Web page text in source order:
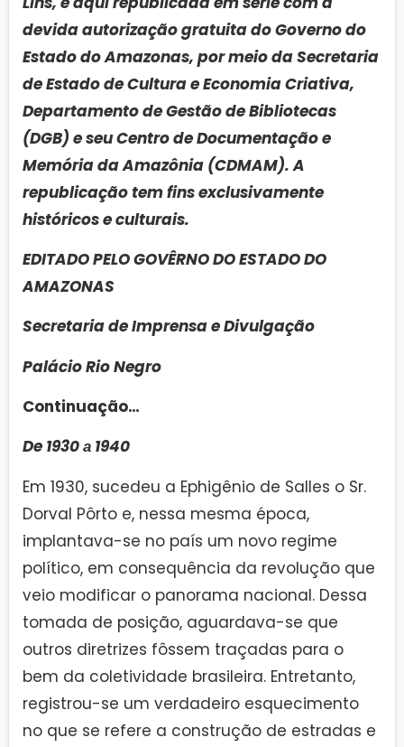
devida autorização gratuita do Governo do
Estado do Amazonas, por meio da Secretaria
de Estado de Cultura e Economia Criativa,
Departamento de Gestão de Bibliotecas
(DGB) e seu Centro de Documentação e
Memória da Amazônia (CDMAM). A
republicação tem fins exclusivamente
históricos e culturais.
EDITADO PELO GOVÊRNO DO ESTADO DO
AMAZONAS
Secretaria de Imprensa e Divulgação
Palácio Rio Negro
Continuação…
De 1930 а 1940
Em 1930, sucedeu a Ephigênio de Salles o Sr.
Dorval Pôrto e, nessa mesma época,
implantava-se no país um novo regime
político, em consequência da revolução que
veio modificar o panorama nacional. Dessa
tomada de posição, aguardava-se que
outros diretrizes fôssem traçadas para o
bem da coletividade brasileira. Entretanto,
registrou-se um verdadeiro esquecimento
no que se refere a construção de estradas e